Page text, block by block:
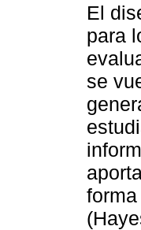
El
para
se